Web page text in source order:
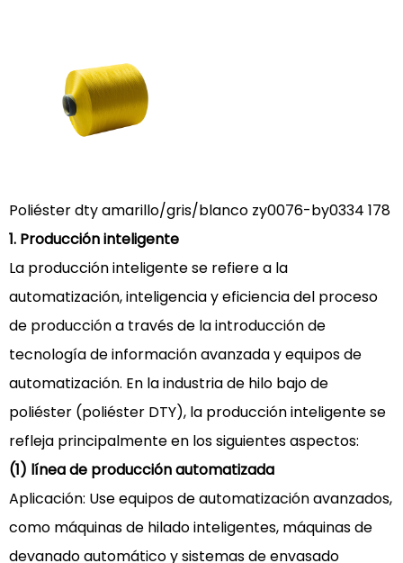
Poliéster dty amarillo/gris/blanco zy0076-by0334 178
1. Producción inteligente
La producción inteligente se refiere a la
automatización, inteligencia y eficiencia del proceso
de producción a través de la introducción de
tecnología de información avanzada y equipos de
automatización. En la industria de hilo bajo de
poliéster (poliéster DTY), la producción inteligente se
refleja principalmente en los siguientes aspectos:
(1) línea de producción automatizada
Aplicación: Use equipos de automatización avanzados,
como máquinas de hilado inteligentes, máquinas de
devanado automático y sistemas de envasado